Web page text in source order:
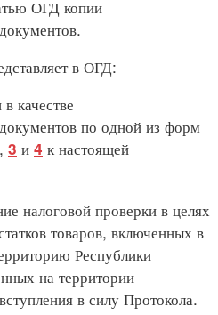
ОГД копии
в ОГД:
качестве
по одной из форм
, 3 и 4 к настоящей
налоговой проверки в целях
товаров, включенных в
Республики
на территории
в силу Протокола.